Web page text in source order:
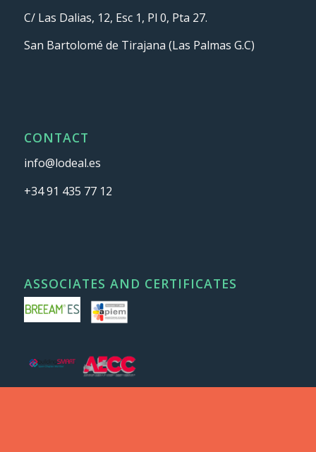
C/ Las Dalias, 12, Esc 1, Pl 0, Pta 27.
San Bartolomé de Tirajana (Las Palmas G.C)
CONTACT
info@lodeal.es
+34 91 435 77 12
ASSOCIATES AND CERTIFICATES